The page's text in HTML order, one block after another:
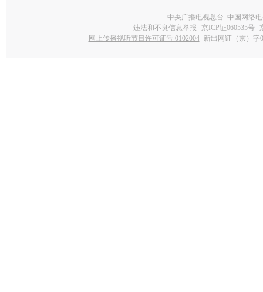
中央广播电视总台 中国网络
违法和不良信息举报
京ICP证060535号
网上传播视听节目许可证号 0102004 新出网证（京）